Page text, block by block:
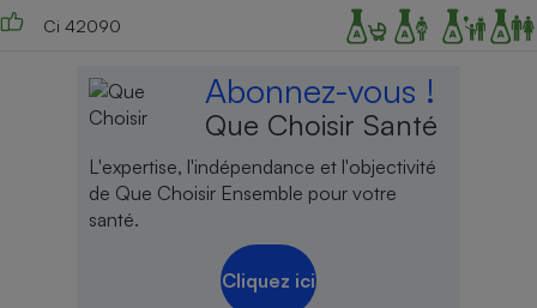
Ci 42090
Abonnez-vous !
Que Choisir Santé
L'expertise, l'indépendance et l'objectivité
de Que Choisir Ensemble pour votre
santé.
Cliquez ici